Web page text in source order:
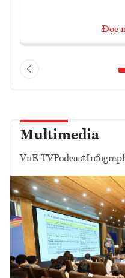
Đọc
Multimedia
VnE TVPodcast